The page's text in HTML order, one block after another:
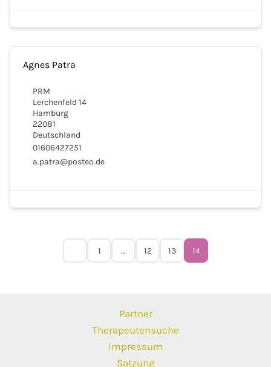
Agnes Patra
PRM
Lerchenfeld 14
Hamburg
22081
Deutschland
01606427251
a.patra@posteo.de
1 … 12 13 14
Partner
Therapeutensuche
Impressum
Satzung